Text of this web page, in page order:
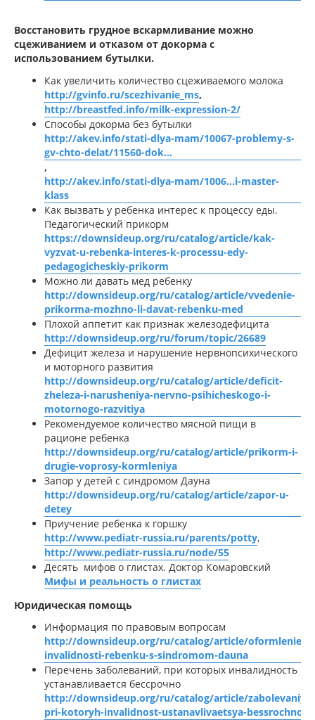
Восстановить грудное вскармливание можно
сцеживанием и отказом от докорма с
использованием бутылки.
Как увеличить количество сцеживаемого молока
http://gvinfo.ru/scezhivanie_ms,
http://breastfed.info/milk-expression-2/
Способы докорма без бутылки
http://akev.info/stati-dlya-mam/10067-problemy-s-
gv-chto-delat/11560-dok...
,
http://akev.info/stati-dlya-mam/1006...i-master-
klass
Как вызвать у ребенка интерес к процессу еды.
Педагогический прикорм
https://downsideup.org/ru/catalog/article/kak-
vyzvat-u-rebenka-interes-k-processu-edy-
pedagogicheskiy-prikorm
Можно ли давать мед ребенку
http://downsideup.org/ru/catalog/article/vvedenie-
prikorma-mozhno-li-davat-rebenku-med
Плохой аппетит как признак железодефицита
http://downsideup.org/ru/forum/topic/26689
Дефицит железа и нарушение нервнопсихического
и моторного развития
http://downsideup.org/ru/catalog/article/deficit-
zheleza-i-narusheniya-nervno-psihicheskogo-i-
motornogo-razvitiya
Рекомендуемое количество мясной пищи в
рационе ребенка
http://downsideup.org/ru/catalog/article/prikorm-i-
drugie-voprosy-kormleniya
Запор у детей с синдромом Дауна
http://downsideup.org/ru/catalog/article/zapor-u-
detey
Приучение ребенка к горшку
http://www.pediatr-russia.ru/parents/potty,
http://www.pediatr-russia.ru/node/55
Десять мифов о глистах. Доктор Комаровский
Мифы и реальность о глистах
Юридическая помощь
Информация по правовым вопросам
http://downsideup.org/ru/catalog/article/oformlenie-
invalidnosti-rebenku-s-sindromom-dauna
Перечень заболеваний, при которых инвалидность
устанавливается бессрочно
http://downsideup.org/ru/catalog/article/zabolevaniya-
pri-kotoryh-invalidnost-ustanavlivaetsya-bessrochno